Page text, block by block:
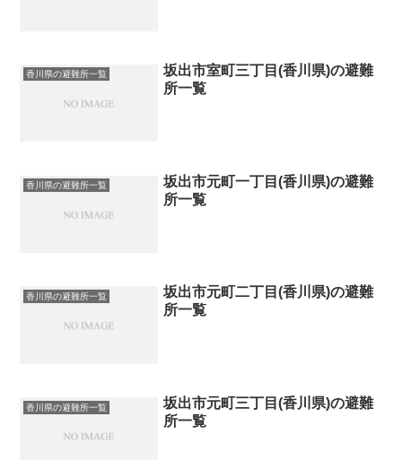
香川県の避難所一覧
坂出市室町三丁目(香川県)の避難
所一覧
香川県の避難所一覧
坂出市元町一丁目(香川県)の避難
所一覧
香川県の避難所一覧
坂出市元町二丁目(香川県)の避難
所一覧
香川県の避難所一覧
坂出市元町三丁目(香川県)の避難
所一覧